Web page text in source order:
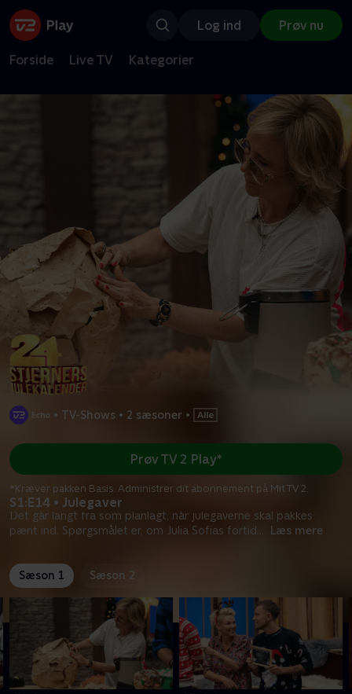
Log ind Prøv nu
Forside Live TV Kategorier
• TV-Shows • 2 sæsoner •
S1:E14 • Julegaver
Det går langt fra som planlagt, når julegaverne skal pakkes
pænt ind. Spørgsmålet er, om Julia Sofias fortid... Læs mere
Prøv TV 2 Play*
*Kræver pakken Basis. Administrer dit abonnement på Mit TV 2.
Sæson 1 Sæson 2